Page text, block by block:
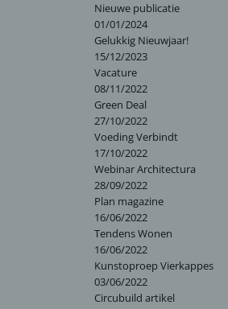
Nieuwe publicatie
01/01/2024
Gelukkig Nieuwjaar!
15/12/2023
Vacature
08/11/2022
Green Deal
27/10/2022
Voeding Verbindt
17/10/2022
Webinar Architectura
28/09/2022
Plan magazine
16/06/2022
Tendens Wonen
16/06/2022
Kunstoproep Vierkappes
03/06/2022
Circubuild artikel